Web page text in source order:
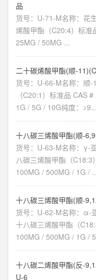
品
货号：U-71-M名称：花
烯酸甲酯（C20:4）标
25MG / 50MG ...
二十碳烯酸甲酯(顺-
货号：U-66-M名称：顺-
（C20:1）标准品 CAS
1G / 5G / 10G纯度：>9...
十八碳三烯酸甲酯(顺-
货号：U-63-M名称：γ-
八碳三烯酸甲酯（C18:3
100MG / 500MG / 1G /
十八碳三烯酸甲酯(顺-
货号：U-62-M名称：α-
十八碳三烯酸甲酯（
100MG / 500MG / 1G /
十八碳二烯酸甲酯(反-
U-6